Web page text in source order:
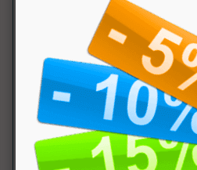
Magnesio
Why
Integratore alimentare di